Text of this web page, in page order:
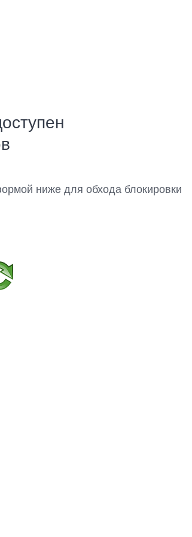
ниже для обхода блокировки